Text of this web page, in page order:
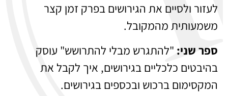
לעזור ולסיים את הגירושים בפרק זמן קצר
משמעותית מהמקובל.
ספר שני: "להתגרש מבלי להתרושש" עוסק
בהיבטים כלכליים בגירושים, איך לקבל את
המקסימום ברכוש ובכספים בגירושים.